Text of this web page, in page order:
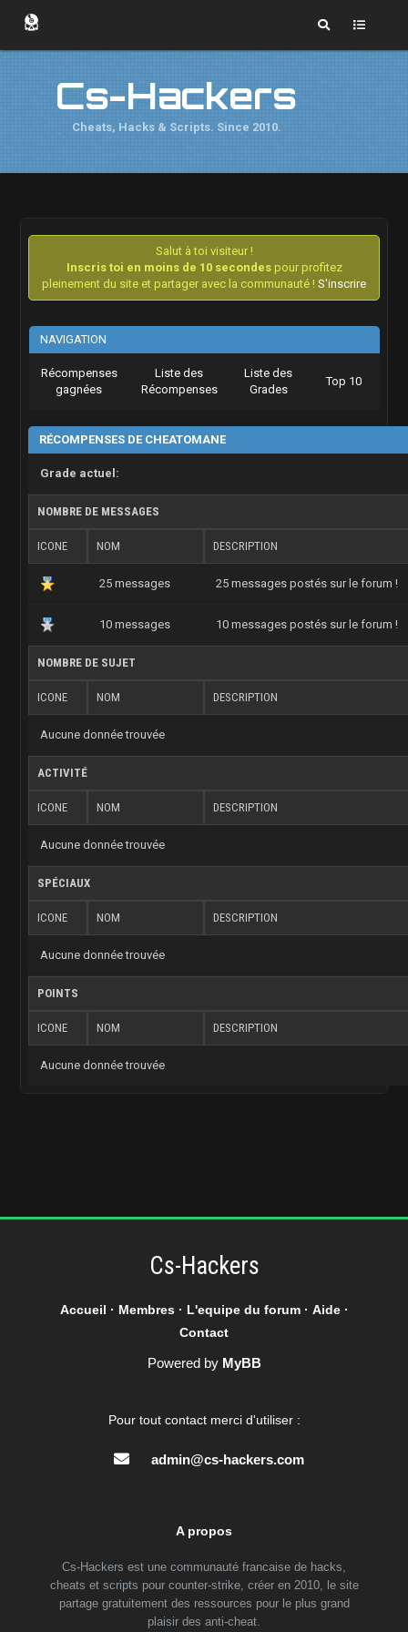
Cs-Hackers
Cheats, Hacks & Scripts. Since 2010.
Salut à toi visiteur !
Inscris toi en moins de 10 secondespour profitez
pleinement du site et partager avec la communauté ! S'inscrire
NAVIGATION
Récompenses
gagnées
Liste des
Récompenses
Liste des
Grades
Top 10
RÉCOMPENSES DE CHEATOMANE
Grade actuel:
NOMBRE DE MESSAGES
ICONE NOM DESCRIPTION
25 messages 25 messages postés sur le forum !
10 messages 10 messages postés sur le forum !
NOMBRE DE SUJET
ICONE NOM DESCRIPTION
Aucune donnée trouvée
ACTIVITÉ
ICONE NOM DESCRIPTION
Aucune donnée trouvée
SPÉCIAUX
ICONE NOM DESCRIPTION
Aucune donnée trouvée
POINTS
ICONE NOM DESCRIPTION
Aucune donnée trouvée
Cs-Hackers
Accueil · Membres· L'equipe du forum· Aide·
Contact
Powered by MyBB
Pour tout contact merci d'utiliser :
admin@cs-hackers.com
A propos
Cs-Hackers est une communauté francaise de hacks,
cheats et scripts pour counter-strike, créer en 2010, le site
partage gratuitement des ressources pour le plus grand
plaisir des anti-cheat.